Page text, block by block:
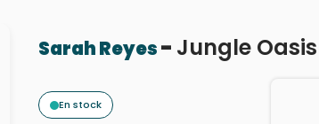
Sarah Reyes- Jungle Oasis
En stock